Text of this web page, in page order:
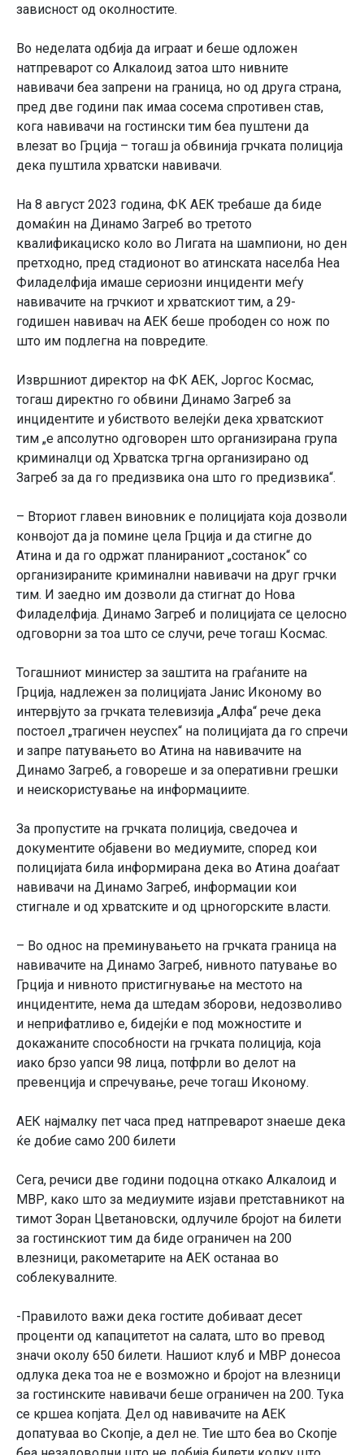
зависност од околностите.
Во неделата одбија да играат и беше одложен
натпреварот со Алкалоид затоа што нивните
навивачи беа запрени на граница, но од друга страна,
пред две години пак имаа сосема спротивен став,
кога навивачи на гостински тим беа пуштени да
влезат во Грција – тогаш ја обвинија грчката полиција
дека пуштила хрватски навивачи.
На 8 август 2023 година, ФК АЕК требаше да биде
домаќин на Динамо Загреб во третото
квалификациско коло во Лигата на шампиони, но ден
претходно, пред стадионот во атинската населба Неа
Филаделфија имаше сериозни инциденти меѓу
навивачите на грчкиот и хрватскиот тим, а 29-
годишен навивач на АЕК беше прободен со нож по
што им подлегна на повредите.
Извршниот директор на ФК АЕК, Јоргос Космас,
тогаш директно го обвини Динамо Загреб за
инцидентите и убиството велејќи дека хрватскиот
тим „е апсолутно одговорен што организирана група
криминалци од Хрватска тргна организирано од
Загреб за да го предизвика она што го предизвика“.
– Вториот главен виновник е полицијата која дозволи
конвојот да ја помине цела Грција и да стигне до
Атина и да го одржат планираниот „состанок“ со
организираните криминални навивачи на друг грчки
тим. И заедно им дозволи да стигнат до Нова
Филаделфија. Динамо Загреб и полицијата се целосно
одговорни за тоа што се случи, рече тогаш Космас.
Тогашниот министер за заштита на граѓаните на
Грција, надлежен за полицијата Јанис Иконому во
интервјуто за грчката телевизија „Алфа“ рече дека
постоел „трагичен неуспех“ на полицијата да го спречи
и запре патувањето во Атина на навивачите на
Динамо Загреб, а говореше и за оперативни грешки
и неискористување на информациите.
За пропустите на грчката полиција, сведочеа и
документите објавени во медиумите, според кои
полицијата била информирана дека во Атина доаѓаат
навивачи на Динамо Загреб, информации кои
стигнале и од хрватските и од црногорските власти.
– Во однос на преминувањето на грчката граница на
навивачите на Динамо Загреб, нивното патување во
Грција и нивното пристигнување на местото на
инцидентите, нема да штедам зборови, недозволиво
и неприфатливо е, бидејќи е под можностите и
докажаните способности на грчката полиција, која
иако брзо уапси 98 лица, потфрли во делот на
превенција и спречување, рече тогаш Иконому.
АЕК најмалку пет часа пред натпреварот знаеше дека
ќе добие само 200 билети
Сега, речиси две години подоцна откако Алкалоид и
МВР, како што за медиумите изјави претставникот на
тимот Зоран Цветановски, одлучиле бројот на билети
за гостинскиот тим да биде ограничен на 200
влезници, ракометарите на АЕК останаа во
соблекувалните.
-Правилото важи дека гостите добиваат десет
проценти од капацитетот на салата, што во превод
значи околу 650 билети. Нашиот клуб и МВР донесоа
одлука дека тоа не е возможно и бројот на влезници
за гостинските навивачи беше ограничен на 200. Тука
се кршеа копјата. Дел од навивачите на АЕК
допатуваа во Скопје, а дел не. Тие што беа во Скопје